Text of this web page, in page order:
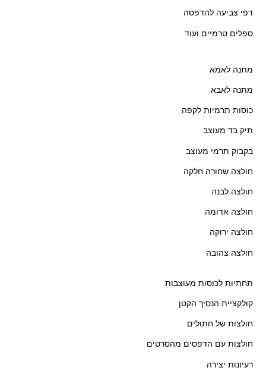
דפי צביעה להדפסה
ספלים טרמיים ועוד
מתנה לאמא
מתנה לאבא
כוסות תרמיות לקפה
תיק בד מעוצב
בקבוק תרמי מעוצב
חולצה שחורה חלקה
חולצה לבנה
חולצה אדומה
חולצה ירוקה
חולצה צהובה
תחתיות לכוסות מעוצבות
קולקציית הנסיך הקטן
חולצות של חתולים
חולצות עם הדפסים מהסרטים
רעיונות יצירה